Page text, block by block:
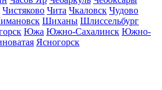
Чистяково Чита Чкаловск Чудово
Шиханы Шлиссельбург
Южа Южно-Сахалинск Южно-
Ясногорск